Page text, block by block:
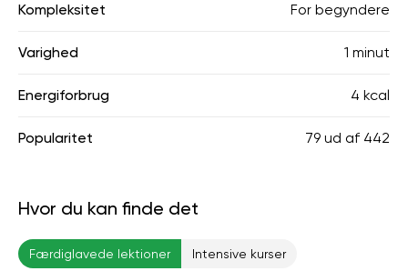
Kompleksitet For begyndere
Varighed 1 minut
Energiforbrug 4 kcal
Popularitet 79 ud af 442
Hvor du kan finde det
Færdiglavede lektioner Intensive kurser